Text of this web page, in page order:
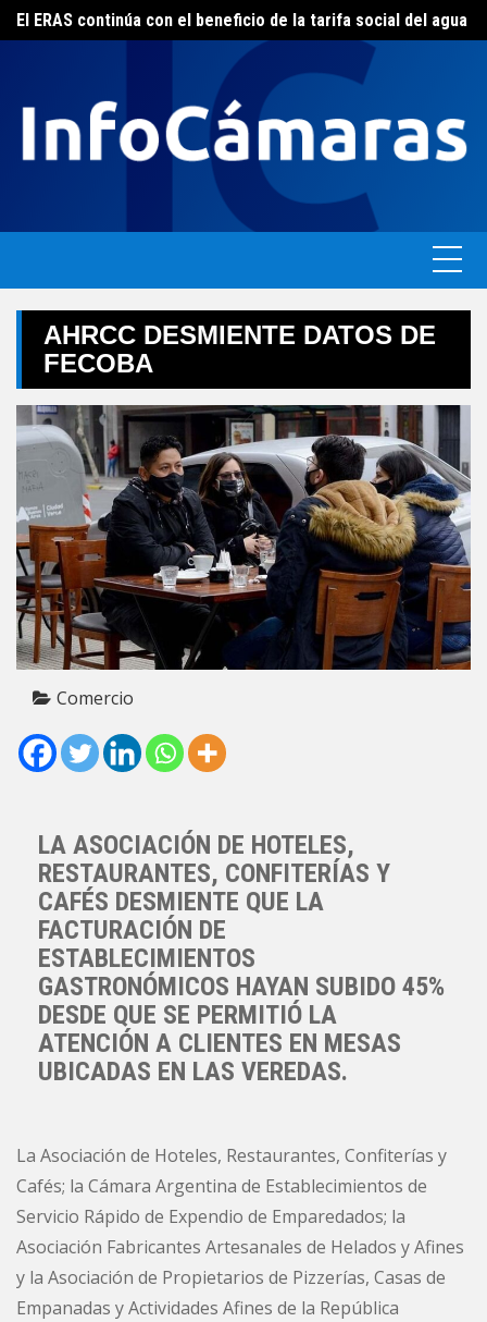
Skip
to
El ERAS continúa con el beneficio de la tarifa social del agua
AHRCC DESMIENTE DATOS DE
FECOBA
Comercio
LA ASOCIACIÓN DE HOTELES,
RESTAURANTES, CONFITERÍAS Y
CAFÉS DESMIENTE QUE LA
FACTURACIÓN DE
ESTABLECIMIENTOS
GASTRONÓMICOS HAYAN SUBIDO 45%
DESDE QUE SE PERMITIÓ LA
ATENCIÓN A CLIENTES EN MESAS
UBICADAS EN LAS VEREDAS.
La Asociación de Hoteles, Restaurantes, Confiterías y
Cafés; la Cámara Argentina de Establecimientos de
Servicio Rápido de Expendio de Emparedados; la
Asociación Fabricantes Artesanales de Helados y Afines
y la Asociación de Propietarios de Pizzerías, Casas de
Empanadas y Actividades Afines de la República